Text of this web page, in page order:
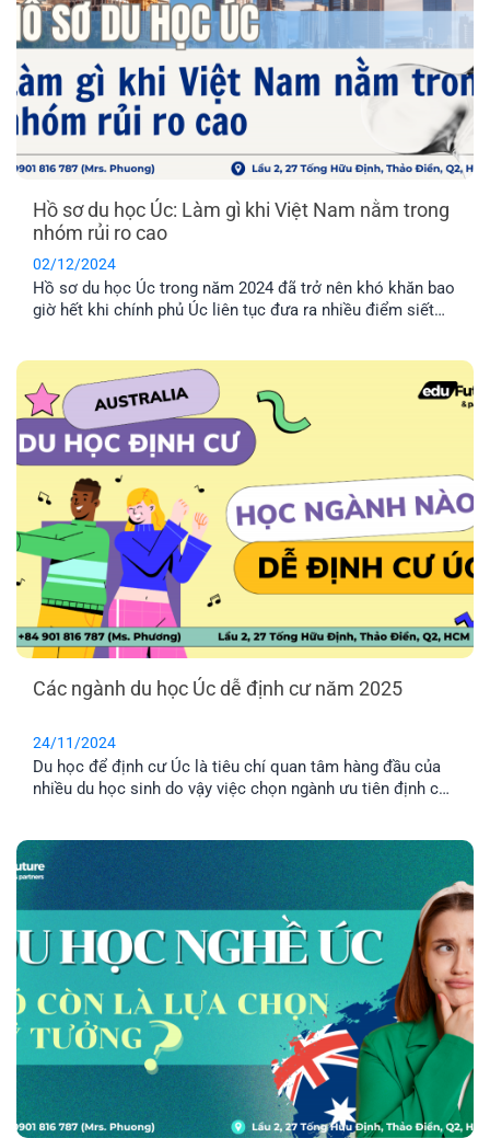
Hồ sơ du học Úc: Làm gì khi Việt Nam nằm trong
nhóm rủi ro cao
02/12/2024
Hồ sơ du học Úc trong năm 2024 đã trở nên khó khăn bao
giờ hết khi chính phủ Úc liên tục đưa ra nhiều điểm siết
mức 3 trong Assessment Level, khiến việc xét duyệt hồ sơ
cho sinh viên Việt Nam trở nên khó khăn hơn bao giờ hết.
Các ngành du học Úc dễ định cư năm 2025
24/11/2024
Du học để định cư Úc là tiêu chí quan tâm hàng đầu của
nhiều du học sinh do vậy việc chọn ngành ưu tiên định cư
ngành [...]